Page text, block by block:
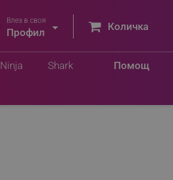
Влез в своя
Профил  Количка
Помощ
Ninja Shark